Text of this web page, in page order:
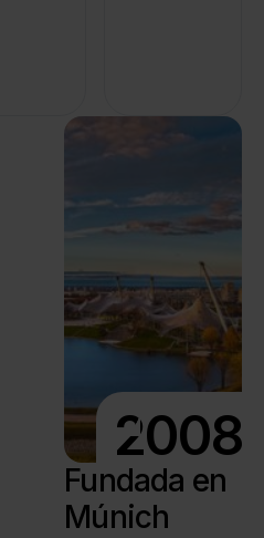
Fundada en
Múnich
2008